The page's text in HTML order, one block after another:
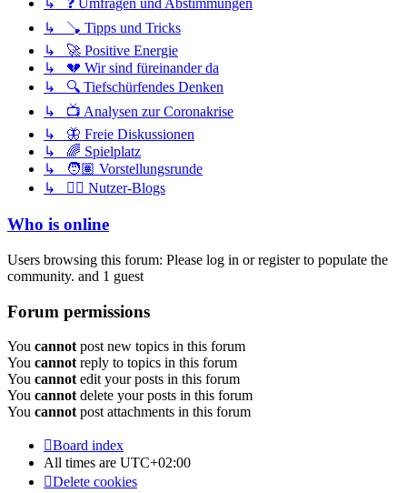
↳ ❓ Umfragen und Abstimmungen
↳ 🪠 Tipps und Tricks
↳ 🚀 Positive Energie
↳ 💔 Wir sind füreinander da
↳ 🔍 Tiefschürfendes Denken
↳ 📺 Analysen zur Coronakrise
↳ 🦋 Freie Diskussionen
↳ 🌈 Spielplatz
↳ 🧑🏽 Vorstellungsrunde
↳ ✍🏽 Nutzer-Blogs
Who is online
Users browsing this forum: Please log in or register to populate the
community. and 1 guest
Forum permissions
You cannot post new topics in this forum
You cannot reply to topics in this forum
You cannot edit your posts in this forum
You cannot delete your posts in this forum
You cannot post attachments in this forum
Board index
All times are UTC+02:00
Delete cookies